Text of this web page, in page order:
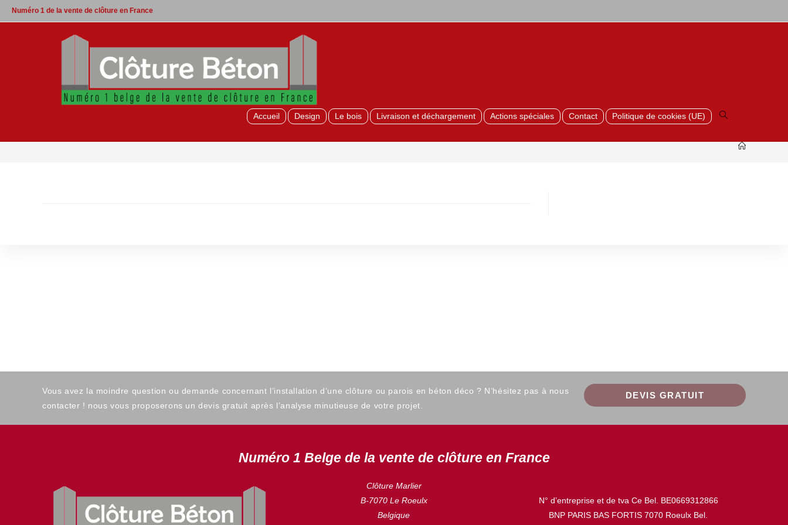
Skip
to
Numéro 1 de la vente de clôture en France
Accueil Design Le bois Livraison et déchargement Actions spéciales Contact Politique de cookies (UE)
Toggle
website
search
Vous avez la moindre question ou demande concernant l’installation d’une clôture ou parois en béton déco ? N’hésitez pas à nous
contacter ! nous vous proposerons un devis gratuit après l’analyse minutieuse de votre projet.
DEVIS GRATUIT
Numéro 1 Belge de la vente de clôture en France
Clôture Marlier
B-7070 Le Roeulx
Belgique
N° d’entreprise et de tva Ce Bel. BE0669312866
BNP PARIS BAS FORTIS 7070 Roeulx Bel.